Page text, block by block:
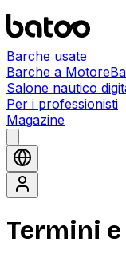
Barche usate
Barche a Motore
Salone nautico
Per i professionisti
Magazine
Termini